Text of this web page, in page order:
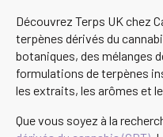
Découvrez Terps UK chez
terpènes dérivés du
botaniques, des mélanges
formulations de terpènes
les extraits, les arômes et
Que vous soyez à la